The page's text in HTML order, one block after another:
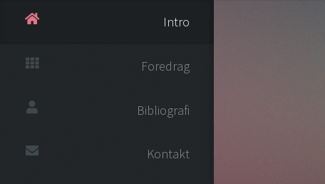
Intro
Foredrag
Bibliografi
Kontakt